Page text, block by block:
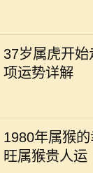
37岁属虎开
项运势详解
1980年属猴
旺属猴贵人运